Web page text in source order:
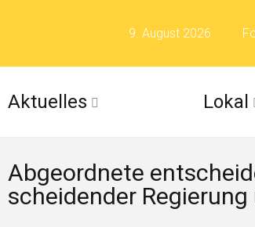
9. August 2026
Aktuelles Lokal
Abgeordnete
scheidender